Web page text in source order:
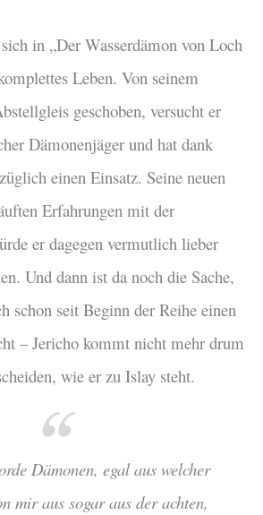
in „Der Wasserdämon von Loch
Leben. Von seinem
geschoben, versucht er
Dämonenjäger und hat dank
einen Einsatz. Seine neuen
Erfahrungen mit der
er dagegen vermutlich lieber
Und dann ist da noch die Sache,
schon seit Beginn der Reihe einen
– Jericho kommt nicht mehr drum
wie er zu Islay steht.
Dämonen, egal aus welcher
mir aus sogar aus der achten,